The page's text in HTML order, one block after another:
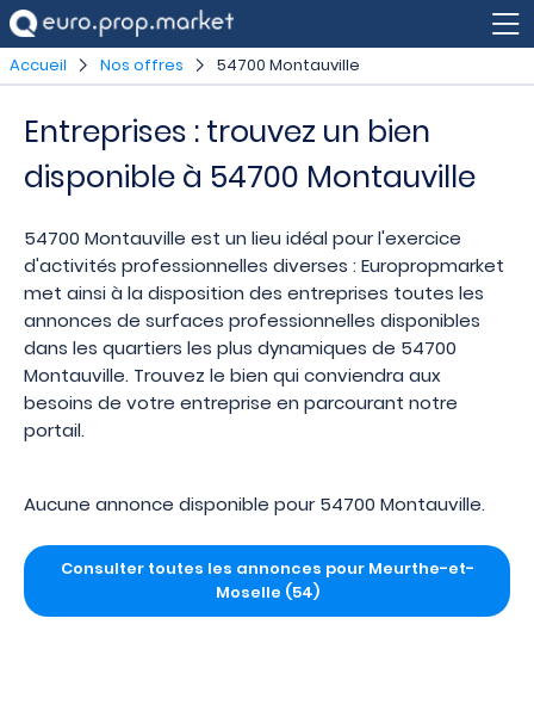
Accueil Nos offres 54700 Montauville
Entreprises : trouvez un bien
disponible à 54700 Montauville
54700 Montauville est un lieu idéal pour l'exercice
d'activités professionnelles diverses : Europropmarket
met ainsi à la disposition des entreprises toutes les
annonces de surfaces professionnelles disponibles
dans les quartiers les plus dynamiques de 54700
Montauville. Trouvez le bien qui conviendra aux
besoins de votre entreprise en parcourant notre
portail.
Aucune annonce disponible pour 54700 Montauville.
Consulter toutes les annonces pour Meurthe-et-
Moselle (54)